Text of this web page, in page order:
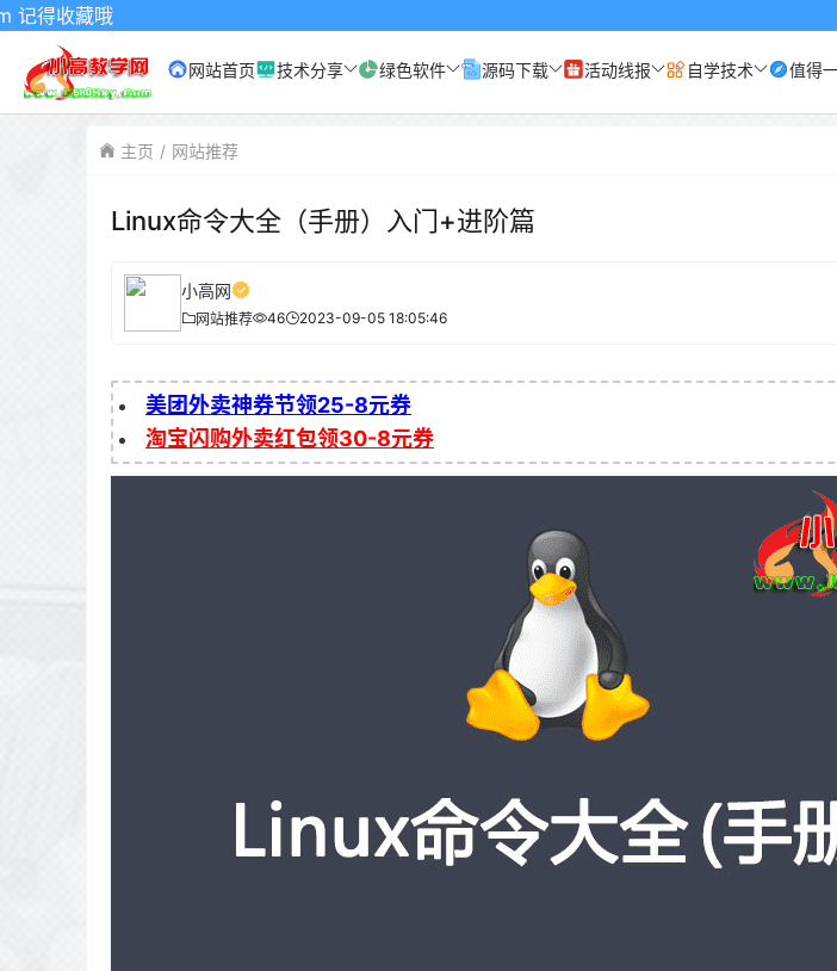
网站首页 技术分享 绿色软件 源码下载 活动线报 自学技术 值得
主页 网站推荐
Linux命令大全（手册）入门+进阶篇
小高网
网站推荐 46 2023-09-05 18:05:46
美团外卖神券节领25-8元券
淘宝闪购外卖红包领30-8元券